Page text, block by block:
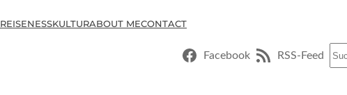
REISENESSKULTURABOUT MECONTACT
Facebook RSS-Feed